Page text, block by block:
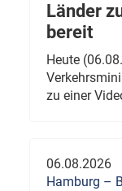
Länder
bereit
Heute
zu einer
06.08.2026
Hamburg –